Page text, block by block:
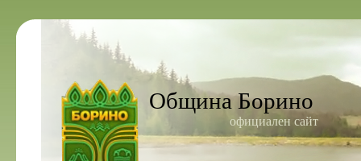
Община Борино
официален сайт